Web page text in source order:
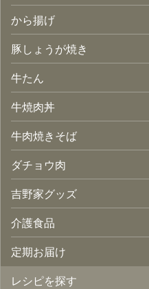
から揚げ
豚しょうが焼き
牛たん
牛焼肉丼
牛肉焼きそば
ダチョウ肉
吉野家グッズ
介護食品
定期お届け
レシピを探す